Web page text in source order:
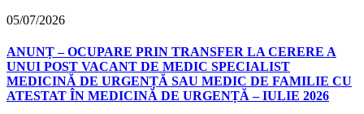
05/07/2026
ANUNȚ – OCUPARE PRIN TRANSFER LA CERERE A
UNUI POST VACANT DE MEDIC SPECIALIST
MEDICINĂ DE URGENȚĂ SAU MEDIC DE FAMILIE CU
ATESTAT ÎN MEDICINĂ DE URGENȚĂ – IULIE 2026